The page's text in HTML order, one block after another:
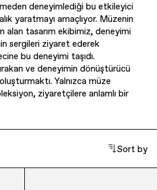
deneyimlediği bu etkileyici
yaratmayı amaçlıyor. Müzenin
alan tasarım ekibimiz, deneyimi
sergileri ziyaret ederek
bu deneyimi taşıdı.
ve deneyimin dönüştürücü
Yalnızca müze
ziyaretçilere anlamlı bir
Sort by